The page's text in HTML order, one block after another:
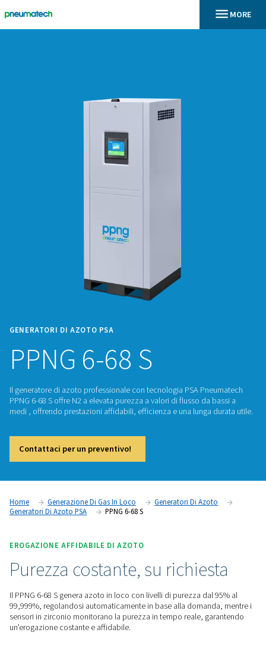
GENERATORI DI AZOTO PSA
PPNG 6-68 S
PPNG 6-68 S offre N2 a elevata purezza a valori di flusso da
medi , offrendo prestazioni affidabili, efficienza e una
Contattaci per un preventivo!
Home Generazione Di Gas In Loco